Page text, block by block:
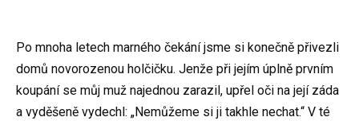
Po mnoha letech marného čekání jsme si konečně přivezli
domů novorozenou holčičku. Jenže při jejím úplně prvním
koupání se můj muž najednou zarazil, upřel oči na její záda
a vyděšeně vydechl: „Nemůžeme si ji takhle nechat.“ V té